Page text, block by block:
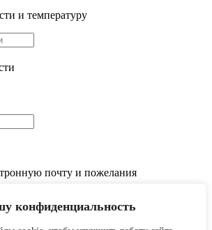
конфиденциальность
и температуру
почту и пожелания